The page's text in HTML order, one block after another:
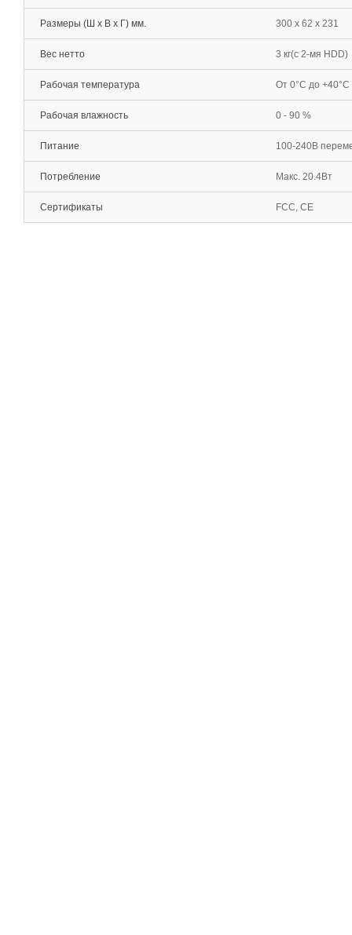
Размеры (Ш х В х Г) мм. 300 x 62 x 231
Вес нетто 3 кг(c 2-мя HDD)
Рабочая температура От 0°С до +40°С
Рабочая влажность 0 - 90 %
Питание 100-240В
Потребление Макс. 20.4Вт
Сертификаты FCC, CE